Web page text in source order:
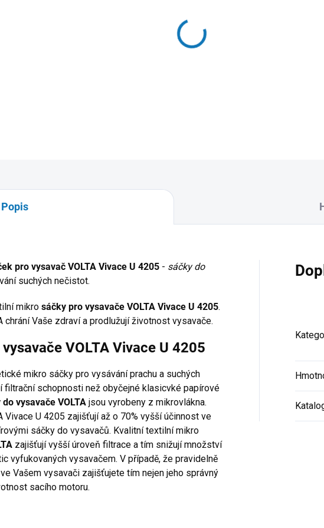
Popis
pro vysavač VOLTA Vivace U 4205 - sáčky do
suchých nečistot.
mikro sáčky pro vysavače VOLTA Vivace U 4205.
chrání Vaše zdraví a prodlužují životnost vysavače.
VOLTA Vivace U 4205
mikro sáčky pro vysávání prachu a suchých
filtrační schopnosti než obyčejné klasicvké papírové
vysavače VOLTA jsou vyrobeny z mikrovlákna.
Vivace U 4205 zajišťují až o 70% vyšší účinnost ve
sáčky do vysavačů. Kvalitní textilní mikro
zajišťují vyšší úroveň filtrace a tím snižují množství
vyfukovaných vysavačem. V případě, že pravidelně
Vašem vysavači zajišťujete tím nejen jeho správný
sacího motoru.